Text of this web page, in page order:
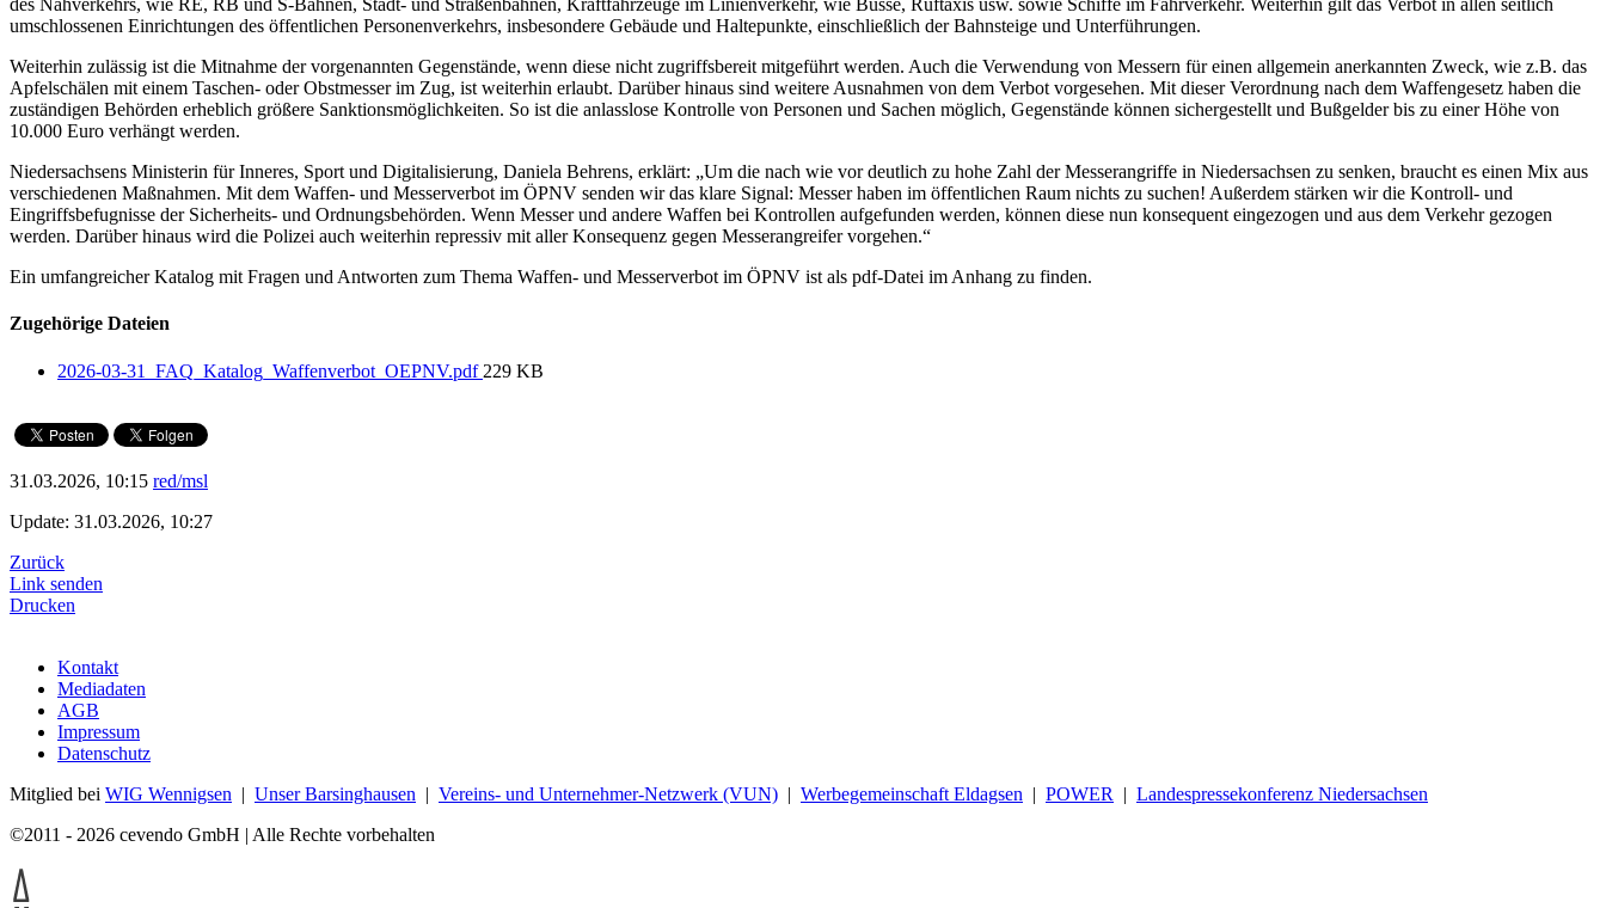
des Nahverkehrs, wie RE, RB und S-Bahnen, Stadt- und Straßenbahnen, Kraftfahrzeuge im Linienverkehr, wie Busse, Ruftaxis usw. sowie Schiffe im Fährverkehr. Weiterhin gilt das Verbot in allen seitlich
umschlossenen Einrichtungen des öffentlichen Personenverkehrs, insbesondere Gebäude und Haltepunkte, einschließlich der Bahnsteige und Unterführungen.
Weiterhin zulässig ist die Mitnahme der vorgenannten Gegenstände, wenn diese nicht zugriffsbereit mitgeführt werden. Auch die Verwendung von Messern für einen allgemein anerkannten Zweck, wie z.B. das
Apfelschälen mit einem Taschen- oder Obstmesser im Zug, ist weiterhin erlaubt. Darüber hinaus sind weitere Ausnahmen von dem Verbot vorgesehen. Mit dieser Verordnung nach dem Waffengesetz haben die
zuständigen Behörden erheblich größere Sanktionsmöglichkeiten. So ist die anlasslose Kontrolle von Personen und Sachen möglich, Gegenstände können sichergestellt und Bußgelder bis zu einer Höhe von
10.000 Euro verhängt werden.
Niedersachsens Ministerin für Inneres, Sport und Digitalisierung, Daniela Behrens, erklärt: „Um die nach wie vor deutlich zu hohe Zahl der Messerangriffe in Niedersachsen zu senken, braucht es einen Mix aus
verschiedenen Maßnahmen. Mit dem Waffen- und Messerverbot im ÖPNV senden wir das klare Signal: Messer haben im öffentlichen Raum nichts zu suchen! Außerdem stärken wir die Kontroll- und
Eingriffsbefugnisse der Sicherheits- und Ordnungsbehörden. Wenn Messer und andere Waffen bei Kontrollen aufgefunden werden, können diese nun konsequent eingezogen und aus dem Verkehr gezogen
werden. Darüber hinaus wird die Polizei auch weiterhin repressiv mit aller Konsequenz gegen Messerangreifer vorgehen.“
Ein umfangreicher Katalog mit Fragen und Antworten zum Thema Waffen- und Messerverbot im ÖPNV ist als pdf-Datei im Anhang zu finden.
Zugehörige Dateien
2026-03-31_FAQ_Katalog_Waffenverbot_OEPNV.pdf 229 KB
31.03.2026, 10:15 red/msl
Update: 31.03.2026, 10:27
Zurück
Link senden
Drucken
Kontakt
Mediadaten
AGB
Impressum
Datenschutz
Mitglied bei WIG Wennigsen | Unser Barsinghausen | Vereins- und Unternehmer-Netzwerk (VUN) | Werbegemeinschaft Eldagsen | POWER | Landespressekonferenz Niedersachsen
©2011 - 2026 cevendo GmbH | Alle Rechte vorbehalten